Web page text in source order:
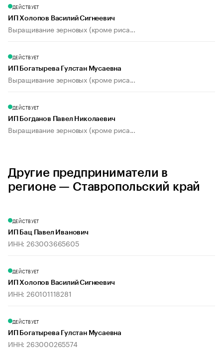
ДЕЙСТВУЕТ
ИП Холопов Василий Сигнеевич
Выращивание зерновых (кроме риса...
ДЕЙСТВУЕТ
ИП Богатырева Гулстан Мусаевна
Выращивание зерновых (кроме риса...
ДЕЙСТВУЕТ
ИП Богданов Павел Николаевич
Выращивание зерновых (кроме риса...
Другие предприниматели в
регионе — Ставропольский край
ДЕЙСТВУЕТ
ИП Бац Павел Иванович
ИНН: 263003665605
ДЕЙСТВУЕТ
ИП Холопов Василий Сигнеевич
ИНН: 260101118281
ДЕЙСТВУЕТ
ИП Богатырева Гулстан Мусаевна
ИНН: 263000265574